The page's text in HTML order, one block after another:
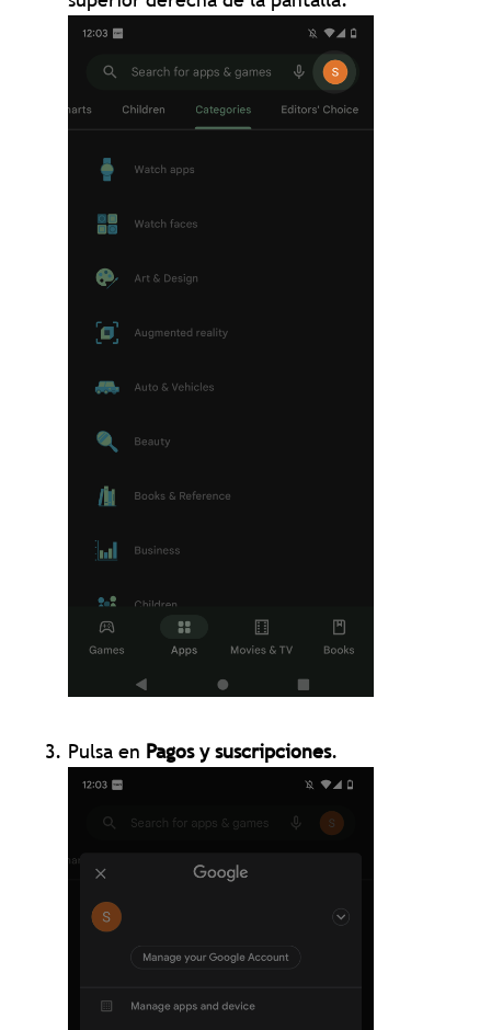
Pulsa en Pagos y suscripciones.